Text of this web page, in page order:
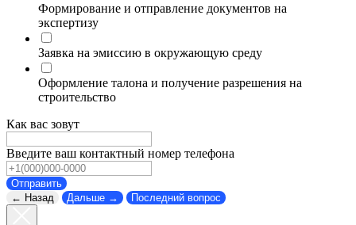
Формирование и отправление документов на
экспертизу
Заявка на эмиссию в окружающую среду
Оформление талона и получение разрешения на
строительство
Как вас зовут
Введите ваш контактный номер телефона
Отправить
← Назад
Дальше → Последний вопрос